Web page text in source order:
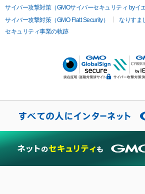
サイバー攻撃対策（GMOサイバーセキュリティ byイエ
サイバー攻撃対策（GMO Flatt Security）
なりすま
セキュリティ事業の軌跡